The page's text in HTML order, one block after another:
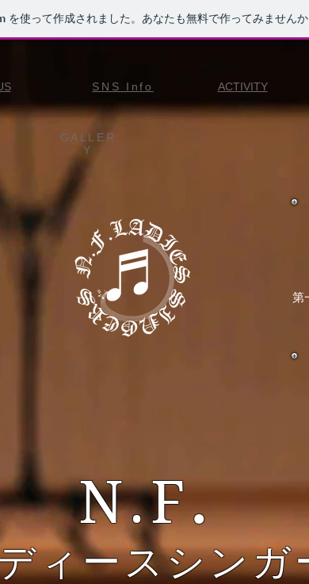
を使って作成されました。あなたも無料で作ってみません
​SNS Info ​ACTIVITY
GALLER
Y
第
N.F.
ィースシンガ